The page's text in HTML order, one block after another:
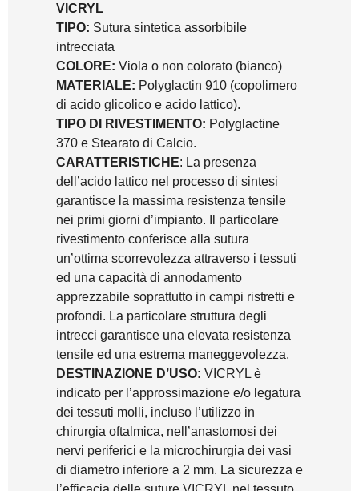
VICRYL
TIPO: Sutura sintetica assorbibile
intrecciata
COLORE: Viola o non colorato (bianco)
MATERIALE: Polyglactin 910 (copolimero
di acido glicolico e acido lattico).
TIPO DI RIVESTIMENTO: Polyglactine
370 e Stearato di Calcio.
CARATTERISTICHE: La presenza
dell’acido lattico nel processo di sintesi
garantisce la massima resistenza tensile
nei primi giorni d’impianto. Il particolare
rivestimento conferisce alla sutura
un’ottima scorrevolezza attraverso i tessuti
ed una capacità di annodamento
apprezzabile soprattutto in campi ristretti e
profondi. La particolare struttura degli
intrecci garantisce una elevata resistenza
tensile ed una estrema maneggevolezza.
DESTINAZIONE D’USO: VICRYL è
indicato per l’approssimazione e/o legatura
dei tessuti molli, incluso l’utilizzo in
chirurgia oftalmica, nell’anastomosi dei
nervi periferici e la microchirurgia dei vasi
di diametro inferiore a 2 mm. La sicurezza e